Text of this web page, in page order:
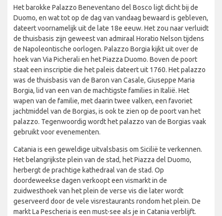
Het barokke Palazzo Beneventano del Bosco ligt dicht bij de
Duomo, en wat tot op de dag van vandaag bewaard is gebleven,
dateert voornamelijk uit de late 18e eeuw. Het zou naar verluidt
de thuisbasis zijn geweest van admiraal Horatio Nelson tijdens
de Napoleontische oorlogen. Palazzo Borgia kijkt uit over de
hoek van Via Picherali en het Piazza Duomo. Boven de poort
staat een inscriptie die het paleis dateert uit 1760. Het palazzo
was de thuisbasis van de Baron van Casale, Giuseppe Maria
Borgia, lid van een van de machtigste families in Italië. Het
wapen van de familie, met daarin twee valken, een favoriet
jachtmiddel van de Borgias, is ook te zien op de poort van het
palazzo. Tegenwoordig wordt het palazzo van de Borgias vaak
gebruikt voor evenementen.
Catania is een geweldige uitvalsbasis om Sicilië te verkennen.
Het belangrijkste plein van de stad, het Piazza del Duomo,
herbergt de prachtige kathedraal van de stad. Op
doordeweekse dagen verkoopt een vismarkt in de
zuidwesthoek van het plein de verse vis die later wordt
geserveerd door de vele visrestaurants rondom het plein. De
markt La Pescheria is een must-see als je in Catania verblijft.